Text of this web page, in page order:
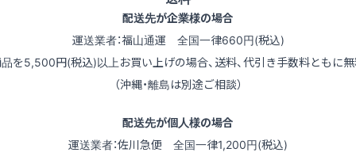
配送先が企業様の場合
運送業者：福山通運 全国一律660円(税込)
品を5,500円(税込)以上お買い上げの場合、送料、代引き手数料ともに無
（沖縄・離島は別途ご相談）
配送先が個人様の場合
運送業者：佐川急便 全国一律1,200円(税込)